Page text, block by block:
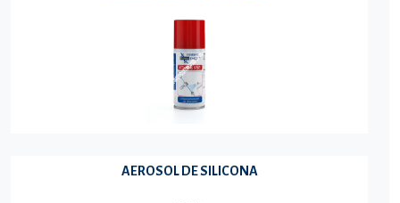
AEROSOL DE SILICONA